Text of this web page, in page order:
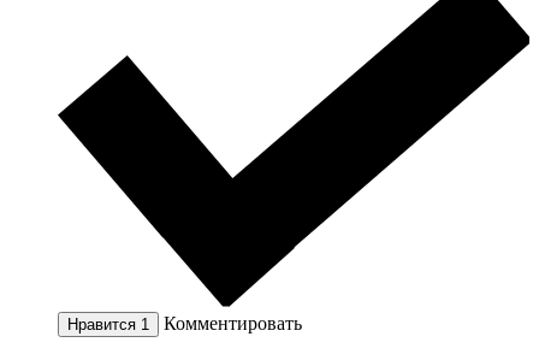
Нравится 1 Комментировать